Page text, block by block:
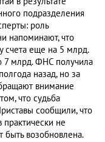
подразделения
роль
напоминают, что
счета еще на 5 млрд.
7 млрд. ФНС получила
назад, но за
внимание
что судьба
сообщили, что
не
быть возобновлена.